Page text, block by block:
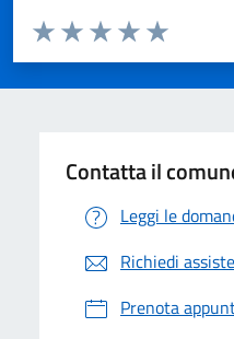
Valuta da 1 a 5 stelle la pagina
Valuta 5
Valuta 4 stelle
Valuta 3 stelle su 5
Valuta 2 stelle su 5
Valuta 1 stelle su 5
Contatta il
Leggi le
Richiedi
Prenota